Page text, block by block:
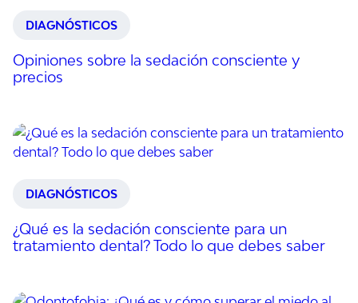
DIAGNÓSTICOS
Opiniones sobre la sedación consciente y
precios
DIAGNÓSTICOS
¿Qué es la sedación consciente para un
tratamiento dental? Todo lo que debes saber